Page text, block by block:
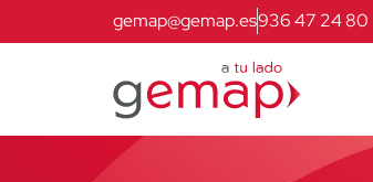
gemap@gemap.es936 47 24 80